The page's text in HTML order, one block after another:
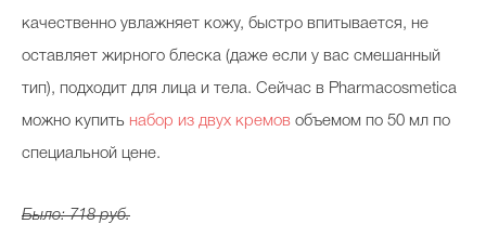
качественно увлажняет кожу, быстро впитывается, не
оставляет жирного блеска (даже если у вас смешанный
тип), подходит для лица и тела. Сейчас в Pharmacosmetica
можно купить набор из двух кремов объемом по 50 мл по
специальной цене.
Было: 718 руб.